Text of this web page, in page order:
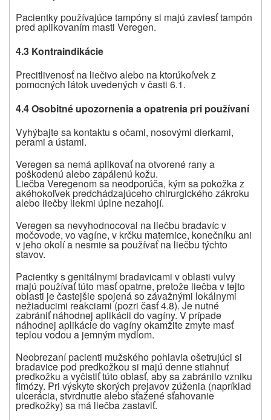
Pacientky používajúce tampóny si majú zaviesť tampón
pred aplikovaním masti Veregen.
4.3 Kontraindikácie
Precitlivenosť na liečivo alebo na ktorúkoľvek z
pomocných látok uvedených v časti 6.1.
4.4 Osobitné upozornenia a opatrenia pri používaní
Vyhýbajte sa kontaktu s očami, nosovými dierkami,
perami a ústami.
Veregen sa nemá aplikovať na otvorené rany a
poškodenú alebo zapálenú kožu.
Liečba Veregenom sa neodporúča, kým sa pokožka z
akéhokoľvek predchádzajúceho chirurgického zákroku
alebo liečby liekmi úplne nezahojí.
Veregen sa nevyhodnocoval na liečbu bradavíc v
močovode, vo vagíne, v krčku maternice, konečníku ani
v jeho okolí a nesmie sa používať na liečbu týchto
stavov.
Pacientky s genitálnymi bradavicami v oblasti vulvy
majú používať túto masť opatrne, pretože liečba v tejto
oblasti je častejšie spojená so závažnými lokálnymi
nežiaducimi reakciami (pozri časť 4.8). Je nutné
zabrániť náhodnej aplikácii do vagíny. V prípade
náhodnej aplikácie do vagíny okamžite zmyte masť
teplou vodou a jemným mydlom.
Neobrezaní pacienti mužského pohlavia ošetrujúci si
bradavice pod predkožkou si majú denne stiahnuť
predkožku a vyčistiť túto oblasť, aby sa zabránilo vzniku
fimózy. Pri výskyte skorých prejavov zúženia (napríklad
ulcerácia, stvrdnutie alebo sťažené sťahovanie
predkožky) sa má liečba zastaviť.